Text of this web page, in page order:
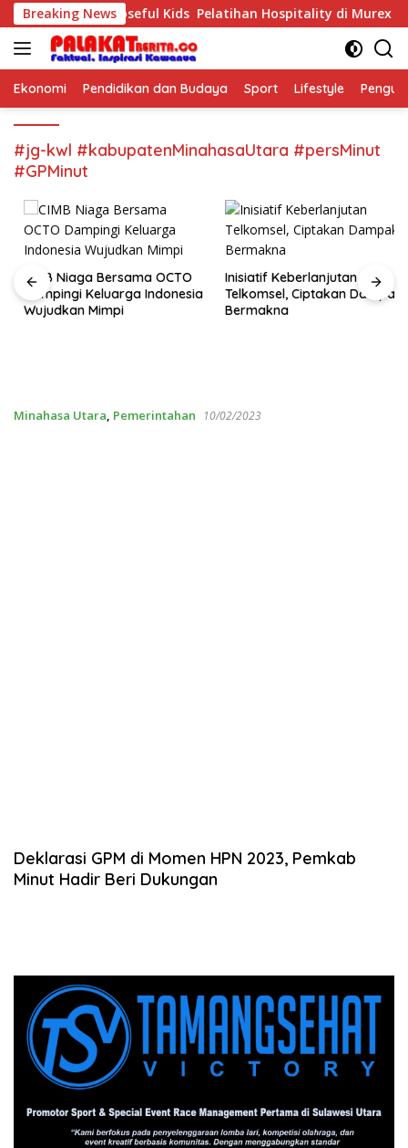
Skip
to
content
Breaking News
Anak The Purposeful Kids Pelatihan Hospitality di Murex
Ekonomi Pendidikan dan Budaya Sport Lifestyle
#jg-kwl #kabupatenMinahasaUtara #persMinut
#GPMinut
CIMB Niaga Bersama OCTO
Dampingi Keluarga Indonesia
Wujudkan Mimpi
Inisiatif Keberlanjutan
Telkomsel, Ciptakan Dampak
Bermakna
Minahasa Utara, Pemerintahan 10/02/2023
Deklarasi GPM di Momen HPN 2023, Pemkab
Minut Hadir Beri Dukungan